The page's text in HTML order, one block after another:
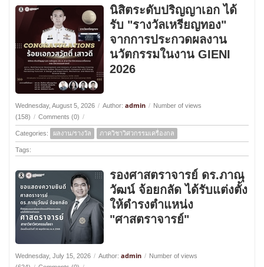
นิสิตระดับปริญญาเอก ได้
รับ "รางวัลเหรียญทอง"
จากการประกวดผลงาน
นวัตกรรมในงาน GIENI
2026
Wednesday, August 5, 2026 / Author: admin / Number of views
(158) / Comments (0) /
Categories: ผลงาน/รางวัล ภาควิชาวิศวกรรมเครื่องกล
Tags:
รองศาสตราจารย์ ดร.ภาณุ
วัฒน์ จ้อยกลัด ได้รับแต่งตั้ง
ให้ดำรงตำแหน่ง
"ศาสตราจารย์"
Wednesday, July 15, 2026 / Author: admin / Number of views